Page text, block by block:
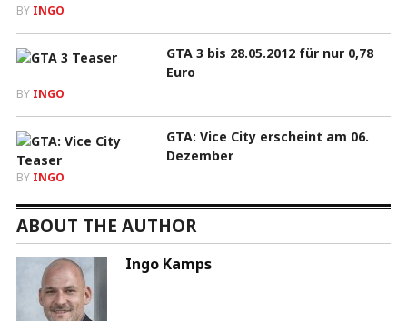
BY INGO
GTA 3 bis 28.05.2012 für nur 0,78
Euro
BY INGO
GTA: Vice City erscheint am 06.
Dezember
BY INGO
ABOUT THE AUTHOR
Ingo Kamps